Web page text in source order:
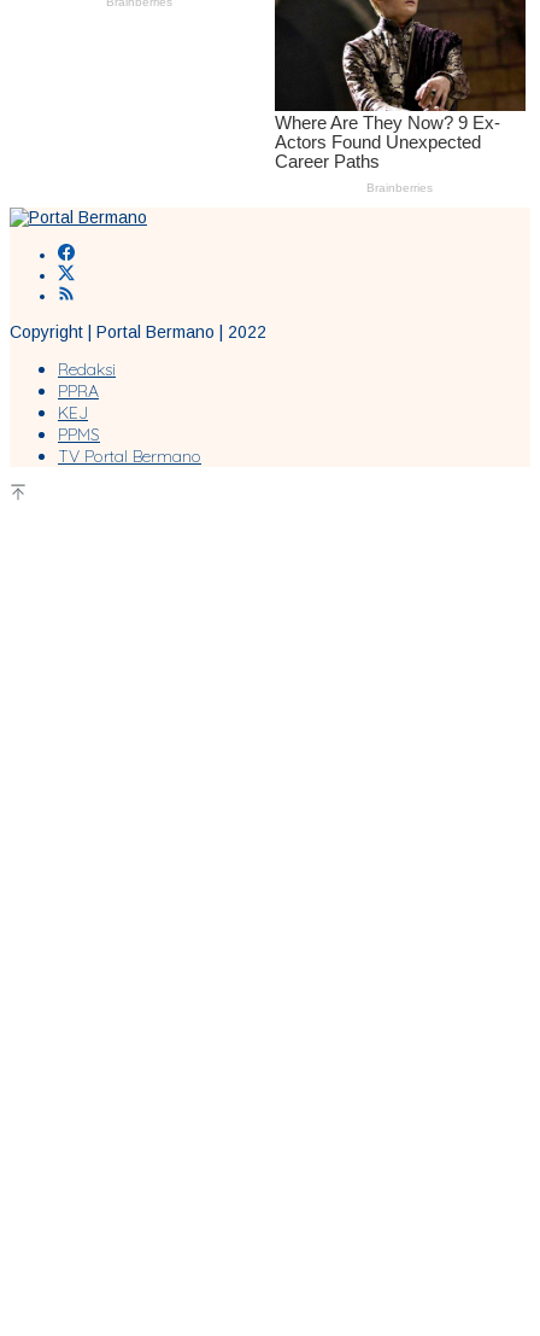
Copyright | Portal Bermano | 2022
Redaksi
PPRA
KEJ
PPMS
TV Portal Bermano